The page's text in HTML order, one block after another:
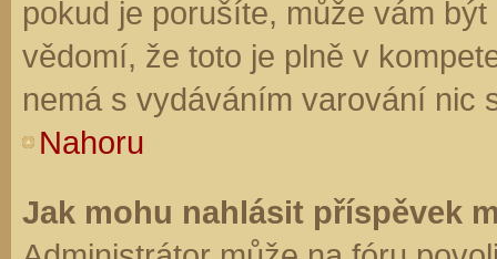
pokud je porušíte, může vám
vědomí, že toto je plně v
nemá s vydáváním varování nic
Nahoru
Jak mohu nahlásit příspěvek